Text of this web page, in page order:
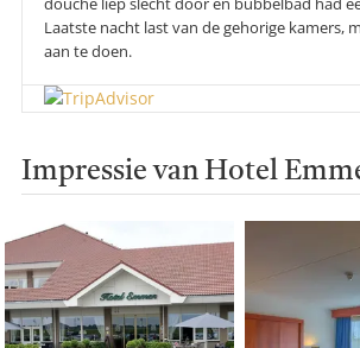
Laatste nacht last van de gehorige kamers,
aan te doen.
Impressie van Hotel